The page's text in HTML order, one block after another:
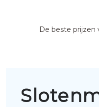
De beste prijzen